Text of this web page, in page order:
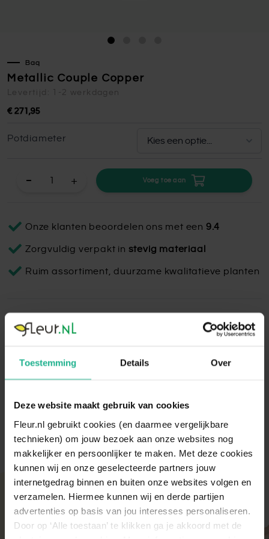
Toestemming Details Over
Deze website maakt gebruik van cookies
Fleur.nl gebruikt cookies (en daarmee vergelijkbare
technieken) om jouw bezoek aan onze websites nog
makkelijker en persoonlijker te maken. Met deze cookies
kunnen wij en onze geselecteerde partners jouw
internetgedrag binnen en buiten onze websites volgen en
verzamelen. Hiermee kunnen wij en derde partijen
advertenties op basis van jou interesses personaliseren.
Door op ‘Alle toestaan’ te klikken ga je akkoord met de
Baq
Metallic Couple Copper
Levertijd: 1-2 werkdagen
€ 271,95
Potdiameter
+ Voeg toe aan
Onze klanten beoordelen ons met een 9.4
Zorgvuldig verpakt in stevig materiaal
Ruim assortiment, duurzame kwalitatieve planten
zijn prachtige kleur en model zorgt de pot voor een stijlvolle
uitstraling in jouw woon- of werkruimte!
Met aandacht verpakt
Onze kamer- en tuinplanten komen elke ochtend
direct van de kweker binnen. Verser kan niet!